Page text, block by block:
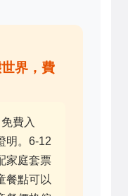
界，費
費入
明。6-12
家庭套票
餐點可以